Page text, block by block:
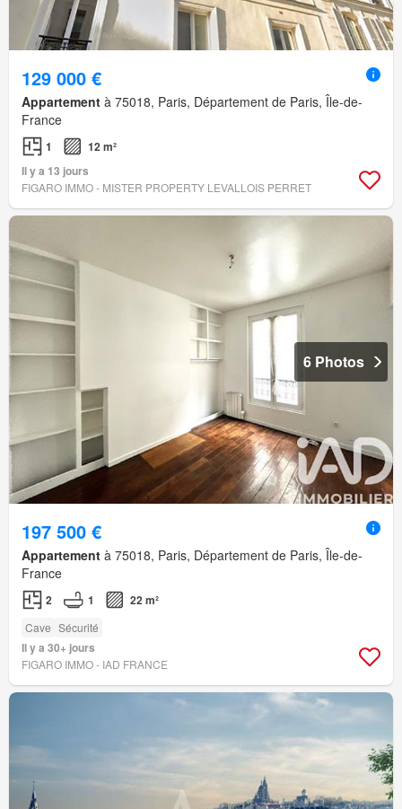
129 000 €
Appartement à 75018, Paris, Département de Paris, Île-de-
France
1
12 m²
Il y a 13 jours
FIGARO IMMO - MISTER PROPERTY LEVALLOIS PERRET
6 Photos
197 500 €
Appartement à 75018, Paris, Département de Paris, Île-de-
France
2 1 22 m²
Cave Sécurité
Il y a 30+ jours
FIGARO IMMO - IAD FRANCE